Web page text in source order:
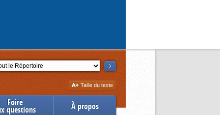
Augmenter
la
Taille du texte
Foire
questions À propos